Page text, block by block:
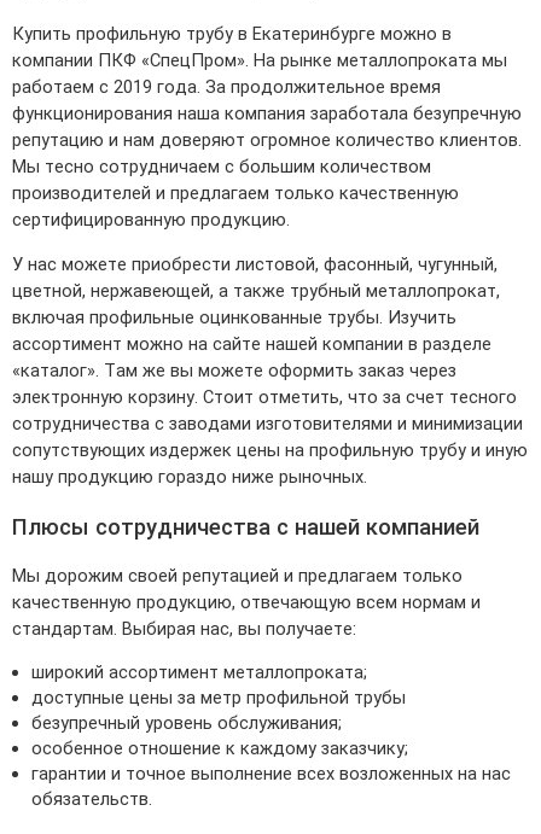
Купить профильную трубу в Екатеринбурге можно в
компании ПКФ «СпецПром». На рынке металлопроката мы
работаем с 2019 года. За продолжительное время
функционирования наша компания заработала безупречную
репутацию и нам доверяют огромное количество клиентов.
Мы тесно сотрудничаем с большим количеством
производителей и предлагаем только качественную
сертифицированную продукцию.
У нас можете приобрести листовой, фасонный, чугунный,
цветной, нержавеющей, а также трубный металлопрокат,
включая профильные оцинкованные трубы. Изучить
ассортимент можно на сайте нашей компании в разделе
«каталог». Там же вы можете оформить заказ через
электронную корзину. Стоит отметить, что за счет тесного
сотрудничества с заводами изготовителями и минимизации
сопутствующих издержек цены на профильную трубу и иную
нашу продукцию гораздо ниже рыночных.
Плюсы сотрудничества с нашей компанией
Мы дорожим своей репутацией и предлагаем только
качественную продукцию, отвечающую всем нормам и
стандартам. Выбирая нас, вы получаете:
широкий ассортимент металлопроката;
доступные цены за метр профильной трубы
безупречный уровень обслуживания;
особенное отношение к каждому заказчику;
гарантии и точное выполнение всех возложенных на нас
обязательств.